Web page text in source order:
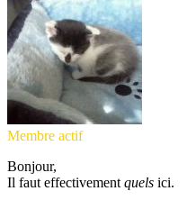
Membre actif
Bonjour,
Il faut effectivement quels ici.